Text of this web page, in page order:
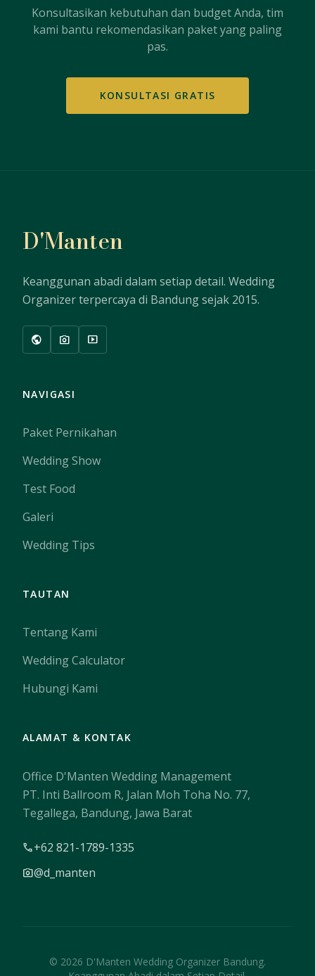
Konsultasikan kebutuhan dan budget Anda, tim
kami bantu rekomendasikan paket yang paling
pas.
KONSULTASI GRATIS
D'Manten
Keanggunan abadi dalam setiap detail. Wedding
Organizer terpercaya di Bandung sejak 2015.
public photo_camera smart_display
NAVIGASI
Paket Pernikahan
Wedding Show
Test Food
Galeri
Wedding Tips
TAUTAN
Tentang Kami
Wedding Calculator
Hubungi Kami
ALAMAT & KONTAK
Office D'Manten Wedding Management
PT. Inti Ballroom R, Jalan Moh Toha No. 77,
Tegallega, Bandung, Jawa Barat
call+62 821-1789-1335
photo_camera@d_manten
© 2026 D'Manten Wedding Organizer Bandung.